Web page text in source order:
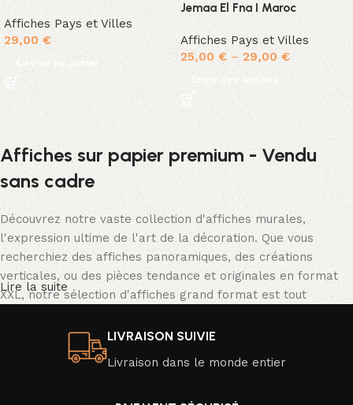
Affiches Pays et Villes
29,00 €
Ajouter au panier
Jemaa El Fna I Maroc
Affiches Pays et Villes
25,00 € – 29,00€
Choix des options
Affiches sur papier premium - Vendu
sans cadre
Découvrez notre vaste collection d'affiches murales,
l'expression ultime de l'art de la décoration. Que vous
recherchiez des affiches panoramiques, des créations
verticales, ou des pièces tendance et originales en format
XXL, notre sélection d'affiches grand format est tout
Nos affiches se déclinent dans une palette de couleurs
vibrantes ou en noir et blanc classique, avec une résolution
Lire la suite
LIVRAISON SUIVIE
Livraison dans le monde entier